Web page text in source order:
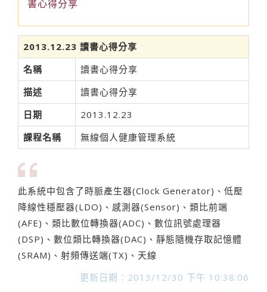
書心得分享
2013.12.23 讀書心得分享
名稱
讀書心得分享
描述
讀書心得分享
日期
2013.12.23
課程名稱
無線個人健康管理系統
此系統中包含了時脈產生器(Clock Generator)、低壓
降線性穩壓器(LDO)、感測器(Sensor)、類比前端
(AFE)、類比數位轉換器(ADC)、數位訊號處理器
(DSP)、數位類比轉換器(DAC)、靜態隨機存取記憶體
(SRAM)、射頻傳送端(TX)、天線
更新日期：2013/12/30 下午 10:38:06